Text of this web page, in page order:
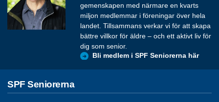
gemenskapen med närmare en kvarts
miljon medlemmar i föreningar över hela
landet. Tillsammans verkar vi för att skapa
bättre villkor för äldre – och ett aktivt liv för
dig som senior.
Bli medlem i SPF Seniorerna här
SPF Seniorerna